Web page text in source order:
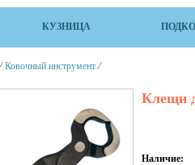
КУЗНИЦА
Ковочный инструмент /
Клещи
Наличие: